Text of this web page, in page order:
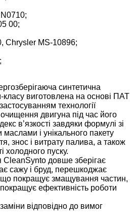
00;
Chrysler MS-10896;
синтетична
виготовлена ​​на основі ПАТ
технології
двигуна під час його
в’язкості завдяки формулі зі
і унікального пакету
знос і витрату палива, а також
холодного пуску.
CleanSynto довше зберігає
сажу і бруд, перешкоджає
покращує змащування частин,
ефективність роботи
відповідно до вимог